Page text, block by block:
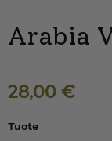
Arabia
28,00 €
Tuote